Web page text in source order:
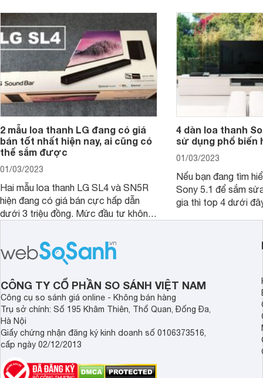
lớn từ 300W và tầm giá khoảng 5
triệu đồng trở xuống, không khó để sở
hữu và trải nghiệm.
loa soundbar bình
tốt nhất hiện nay?
2 mẫu loa thanh LG đang có giá
bán tốt nhất hiện nay, ai cũng có
thể sắm được
01/03/2023
Hai mẫu loa thanh LG SL4 và SN5R
hiện đang có giá bán cực hấp dẫn
dưới 3 triệu đồng. Mức đầu tư không
được lại vô cùng lớn, bởi đây từng là
2 mẫu rất hot tại thời điểm mới ra
4 dàn loa thanh
sử dụng phổ biến
01/03/2023
Nếu bạn đang tìm
Sony 5.1 để sắm
gia thì top 4 dưới
CÔNG TY CỔ PHẦN SO SÁNH VIỆT NAM
Công cụ so sánh giá online - Không bán hàng
Trụ sở chính: Số 195 Khâm Thiên, Thổ Quan, Đống Đa,
Hà Nội
Giấy chứng nhận đăng ký kinh doanh số 0106373516,
cấp ngày 02/12/2013